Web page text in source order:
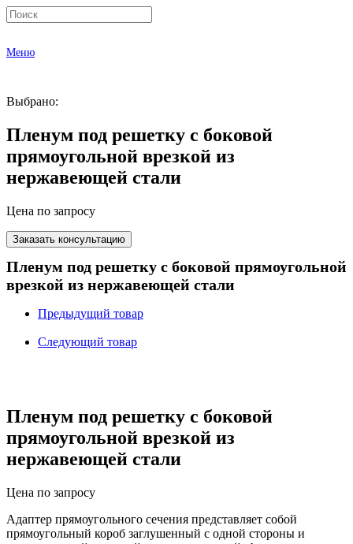
Меню
Выбрано:
Пленум под решетку с боковой
прямоугольной врезкой из
нержавеющей стали
Цена по запросу
Заказать консультацию
Пленум под решетку с боковой прямоугольной
врезкой из нержавеющей стали
Предыдущий товар
Следующий товар
Пленум под решетку с боковой
прямоугольной врезкой из
нержавеющей стали
Цена по запросу
Адаптер прямоугольного сечения представляет собой
прямоугольный короб заглушенный с одной стороны и